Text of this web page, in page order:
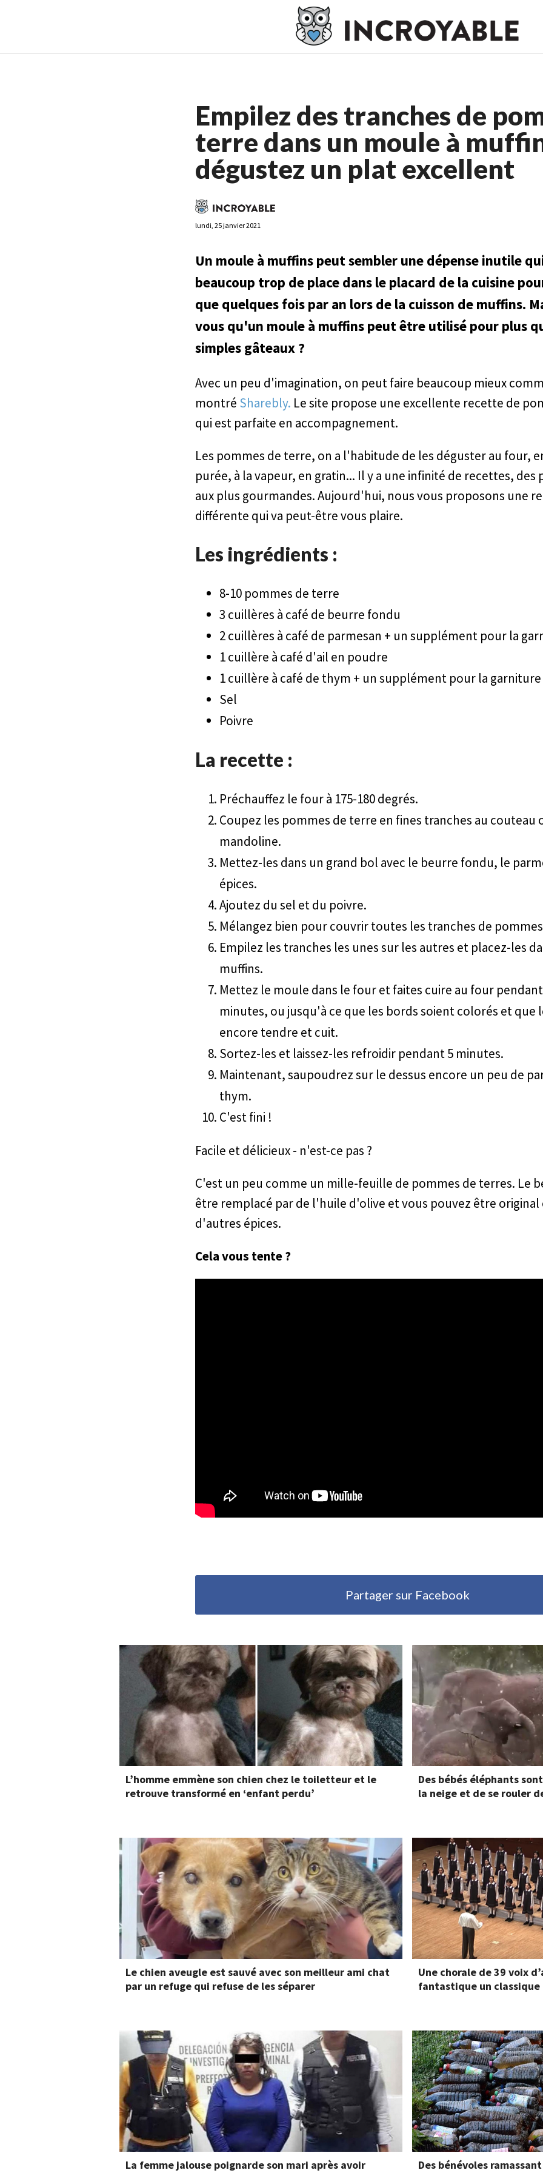
Casino En Ligne France
Empilez des tranches de
terre dans un moule à
dégustez un plat excellent
lundi, 25 janvier 2021
Un moule à muffins peut sembler une dépense inutile
beaucoup trop de place dans le placard de la cuisine
que quelques fois par an lors de la cuisson de muffins.
vous qu'un moule à muffins peut être utilisé pour plus
simples gâteaux ?
Avec un peu d'imagination, on peut faire beaucoup mieux
montré Sharebly. Le site propose une excellente recette de
qui est parfaite en accompagnement.
Les pommes de terre, on a l'habitude de les déguster au four,
purée, à la vapeur, en gratin... Il y a une infinité de recettes, des
aux plus gourmandes. Aujourd'hui, nous vous proposons une
différente qui va peut-être vous plaire.
Les ingrédients :
8-10 pommes de terre
3 cuillères à café de beurre fondu
2 cuillères à café de parmesan + un supplément pour la
1 cuillère à café d'ail en poudre
1 cuillère à café de thym + un supplément pour la garniture
Sel
Poivre
La recette :
Préchauffez le four à 175-180 degrés.
Coupez les pommes de terre en fines tranches au couteau
mandoline.
Mettez-les dans un grand bol avec le beurre fondu, le
épices.
Ajoutez du sel et du poivre.
Mélangez bien pour couvrir toutes les tranches de
Empilez les tranches les unes sur les autres et placez-les
muffins.
Mettez le moule dans le four et faites cuire au four pendant
minutes, ou jusqu'à ce que les bords soient colorés et que
encore tendre et cuit.
Sortez-les et laissez-les refroidir pendant 5 minutes.
Maintenant, saupoudrez sur le dessus encore un peu de
thym.
C'est fini !
Facile et délicieux - n'est-ce pas ?
C'est un peu comme un mille-feuille de pommes de terres. Le
être remplacé par de l'huile d'olive et vous pouvez être original
d'autres épices.
Cela vous tente ?
Partager sur Facebook
L’homme emmène son chien chez le toiletteur et le
retrouve transformé en ‘enfant perdu’
Des bébés éléphants
la neige et de se rouler
Le chien aveugle est sauvé avec son meilleur ami chat
par un refuge qui refuse de les séparer
Une chorale de 39 voix
fantastique un classique
La femme jalouse poignarde son mari après avoir
Des bénévoles